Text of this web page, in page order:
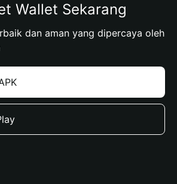
Wallet Sekarang
dan aman yang dipercaya oleh